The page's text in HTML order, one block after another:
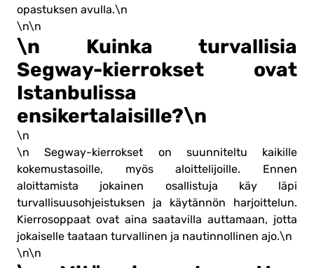
opastuksen avulla.\n
\n\n
\n Kuinka turvallisia
Segway-kierrokset ovat
Istanbulissa
ensikertalaisille?\n
\n
\n Segway-kierrokset on suunniteltu kaikille
kokemustasoille, myös aloittelijoille. Ennen
aloittamista jokainen osallistuja käy läpi
turvallisuusohjeistuksen ja käytännön harjoittelun.
Kierrosoppaat ovat aina saatavilla auttamaan, jotta
jokaiselle taataan turvallinen ja nautinnollinen ajo.\n
\n\n